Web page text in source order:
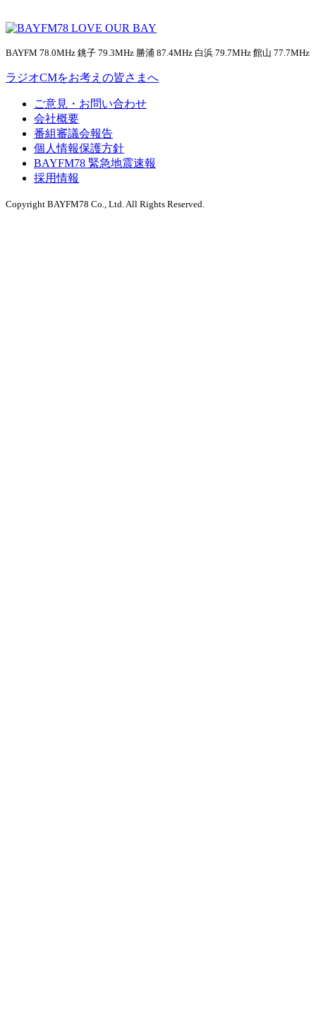
BAYFM 78.0MHz 銚子 79.3MHz 勝浦 87.4MHz 白浜 79.7MHz 館山 77.7MHz
ラジオCMをお考えの皆さまへ
ご意見・お問い合わせ
会社概要
番組審議会報告
個人情報保護方針
BAYFM78 緊急地震速報
採用情報
Copyright BAYFM78 Co., Ltd. All Rights Reserved.